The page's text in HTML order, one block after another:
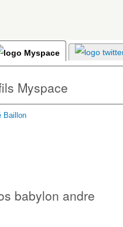
Myspace
Baillon
babylon andre